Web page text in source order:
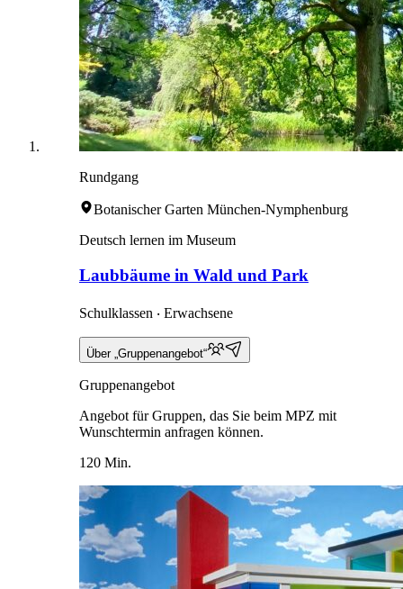
Rundgang
Botanischer Garten München-Nymphenburg
Deutsch lernen im Museum
Laubbäume in Wald und Park
Schulklassen ‧ Erwachsene
Über „Gruppenangebot“
Gruppenangebot
Angebot für Gruppen, das Sie beim MPZ mit
Wunschtermin anfragen können.
120 Min.